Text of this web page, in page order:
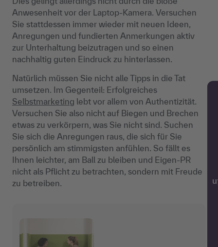
Anwesenheit vor der Laptop-Kamera. Versuchen
Sie stattdessen immer wieder mit neuen Ideen,
Anregungen und fundierten Anmerkungen aktiv
zur Unterhaltung beizutragen und so einen
nachhaltig guten Eindruck zu hinterlassen.
Natürlich müssen Sie nicht alle Tipps in die Tat
umsetzen. Im Gegenteil: Erfolgreiches
Selbstmarketing lebt vor allem von Authentizität.
Versuchen Sie also nicht auf Biegen und Brechen
etwas zu verkörpern, was Sie nicht sind. Suchen
Sie sich die Anregungen raus, die sich für Sie
persönlich am stimmigsten anfühlen. So fällt es
Ihnen leichter, am Ball zu bleiben und Eigen-PR
nicht als Pflicht zu betrachten, sondern mit Freude
zu betreiben.